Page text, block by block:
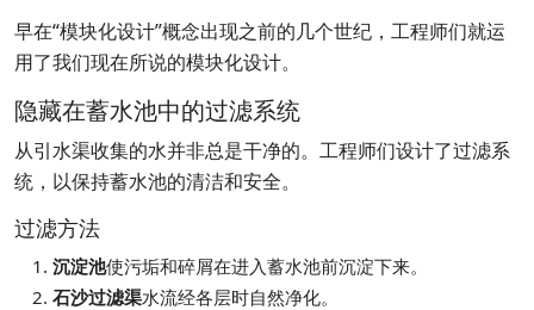
早在“模块化设计”概念出现之前的几个世纪，工程师们就运
用了我们现在所说的模块化设计。
隐藏在蓄水池中的过滤系统
从引水渠收集的水并非总是干净的。工程师们设计了过滤系
统，以保持蓄水池的清洁和安全。
过滤方法
沉淀池使污垢和碎屑在进入蓄水池前沉淀下来。
石沙过滤渠水流经各层时自然净化。